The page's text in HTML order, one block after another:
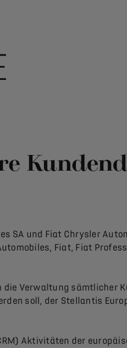
SA und Fiat Chrysler
Fiat, Fiat
Verwaltung sämtlicher
soll, der Stellantis
Aktivitäten der